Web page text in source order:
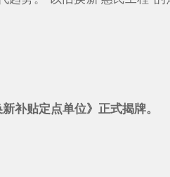
补贴定点单位》正式揭牌。